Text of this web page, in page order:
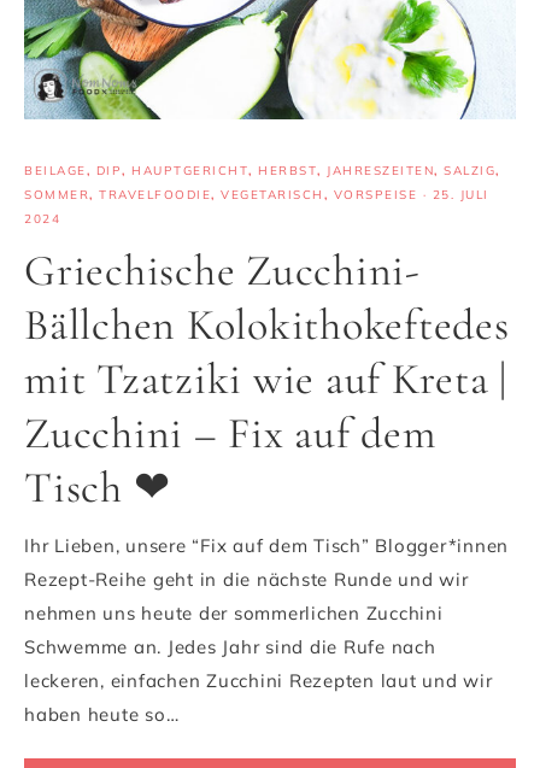
BEILAGE, DIP, HAUPTGERICHT, HERBST, JAHRESZEITEN, SALZIG,
SOMMER, TRAVELFOODIE, VEGETARISCH , VORSPEISE · 25. JULI
2024
Griechische Zucchini-
Bällchen Kolokithokeftedes
mit Tzatziki wie auf Kreta |
Zucchini – Fix auf dem
Tisch ❤
Ihr Lieben, unsere “Fix auf dem Tisch” Blogger*innen
Rezept-Reihe geht in die nächste Runde und wir
nehmen uns heute der sommerlichen Zucchini
Schwemme an. Jedes Jahr sind die Rufe nach
leckeren, einfachen Zucchini Rezepten laut und wir
haben heute so…